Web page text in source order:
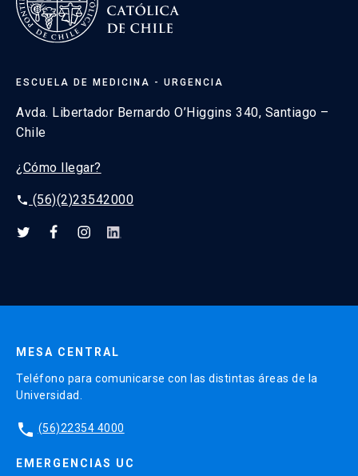
ESCUELA DE MEDICINA - URGENCIA
Avda. Libertador Bernardo O’Higgins 340, Santiago –
Chile
¿Cómo llegar?
phone (56)(2)23542000
MESA CENTRAL
Teléfono para comunicarse con las distintas áreas de la
Universidad.
phone (56)22354 4000
EMERGENCIAS UC